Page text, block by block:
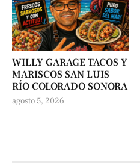
WILLY GARAGE TACOS Y
MARISCOS SAN LUIS
RÍO COLORADO SONORA
agosto 5, 2026